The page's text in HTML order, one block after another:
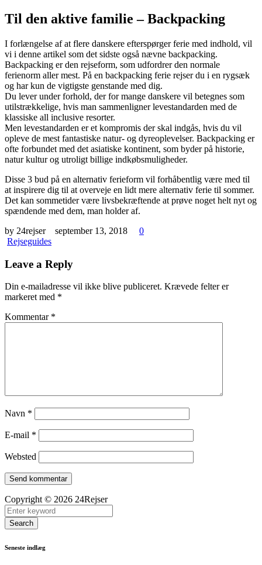
Til den aktive familie – Backpacking
I forlængelse af at flere danskere efterspørger ferie med indhold, vil
vi i denne artikel som det sidste også nævne backpacking.
Backpacking er den rejseform, som udfordrer den normale
ferienorm aller mest. På en backpacking ferie rejser du i en rygsæk
og har kun de vigtigste genstande med dig.
Du lever under forhold, der for mange danskere vil betegnes som
utilstrækkelige, hvis man sammenligner levestandarden med de
klassiske all inclusive resorter.
Men levestandarden er et kompromis der skal indgås, hvis du vil
opleve de mest fantastiske natur- og dyreoplevelser. Backpacking er
ofte forbundet med det asiatiske kontinent, som byder på historie,
natur kultur og utroligt billige indkøbsmuligheder.
Disse 3 bud på en alternativ ferieform vil forhåbentlig være med til
at inspirere dig til at overveje en lidt mere alternativ ferie til sommer.
Det kan sommetider være livsbekræftende at prøve noget helt nyt og
spændende med dem, man holder af.
by 24rejser
september 13, 2018
0
Rejseguides
Leave a Reply
Din e-mailadresse vil ikke blive publiceret. Krævede felter er
markeret med *
Kommentar *
Navn *
E-mail *
Websted
Copyright © 2026 24Rejser
Search
Seneste indlæg